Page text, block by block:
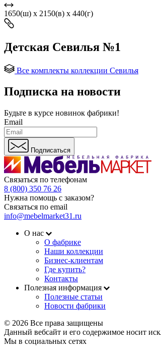
1650(ш) x 2150(в) x 440(г)
Детская Севилья №1
Все комплекты коллекции Севилья
Подписка на новости
Будьте в курсе новинок фабрики!
Email
Подписаться
Связаться по телефонам
8 (800) 350 76 26
Нужна помощь с заказом?
Связаться по email
info@mebelmarket31.ru
О нас
О фабрике
Наши коллекции
Бизнес-клиентам
Где купить?
Контакты
Полезная информация
Полезные статьи
Новости фабрики
© 2026 Все права защищены
Данный вебсайт и его содержимое носит
Мы в социальных сетях